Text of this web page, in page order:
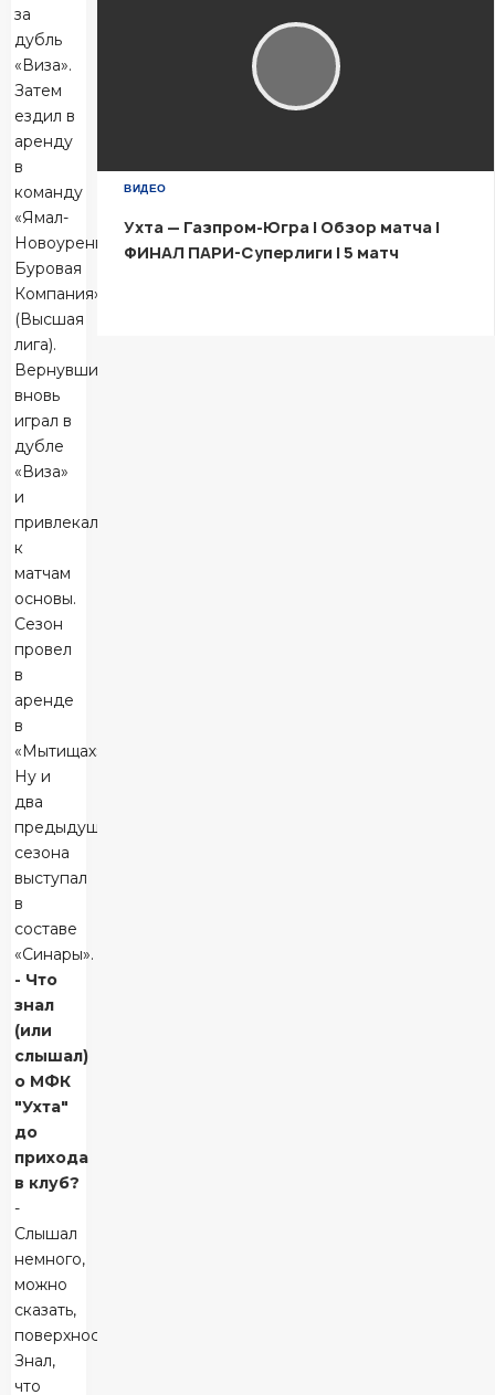
за
дубль
«Виза».
Затем
ездил в
аренду
в
команду
«Ямал-
Новоуренгойская
Буровая
Компания»
(Высшая
лига).
Вернувшись,
вновь
играл в
дубле
«Виза»
и
привлекался
к
матчам
основы.
Сезон
провел
в
аренде
в
«Мытищах».
Ну и
два
предыдущих
сезона
выступал
в
составе
«Синары».
- Что
знал
(или
слышал)
о МФК
"Ухта"
до
прихода
в клуб?
-
Слышал
немного,
можно
сказать,
поверхностно.
Знал,
что
ВИДЕО
Ухта — Газпром-Югра | Обзор матча |
ФИНАЛ ПАРИ-Суперлиги | 5 матч